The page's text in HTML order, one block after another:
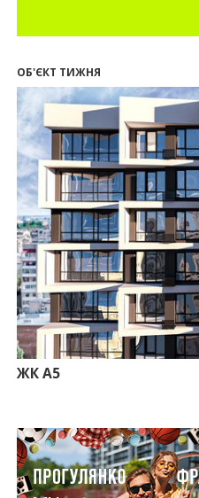
Введено в
SKYGARDEN
11:50
Ведення фасадних
“Княгинин”
09:24
Новобудови
скільки в середньому
12:06
На Франківщині житло
на 21%
10:56
У Франківську не
офісний комплекс
«Приват»
09:25
Податок на
суму і правильно
правила «єОселі»
14:00
Як поєднувати кольори в
ОБ'ЄКТ ТИЖНЯ
ЖК А5